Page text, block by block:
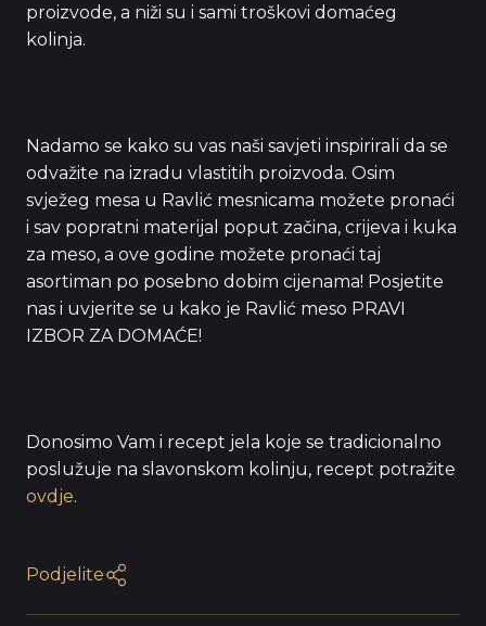
proizvode, a niži su i sami troškovi domaćeg
kolinja.
Nadamo se kako su vas naši savjeti inspirirali da se
odvažite na izradu vlastitih proizvoda. Osim
svježeg mesa u Ravlić mesnicama možete pronaći
i sav popratni materijal poput začina, crijeva i kuka
za meso, a ove godine možete pronaći taj
asortiman po posebno dobim cijenama! Posjetite
nas i uvjerite se u kako je Ravlić meso PRAVI
IZBOR ZA DOMAĆE!
Donosimo Vam i recept jela koje se tradicionalno
poslužuje na slavonskom kolinju, recept potražite
ovdje.
Podjelite